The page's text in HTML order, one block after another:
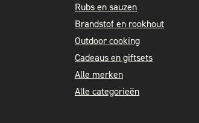
Rubs en sauzen
Brandstof en rookhout
Outdoor cooking
Cadeaus en giftsets
Alle merken
Alle categorieën